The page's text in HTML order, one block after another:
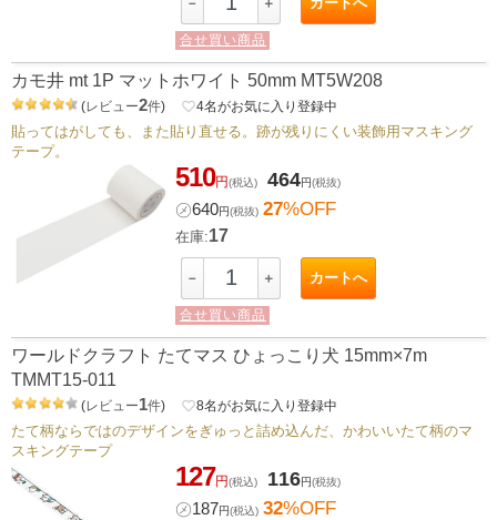
合せ買い商品
カモ井 mt 1P マットホワイト 50mm MT5W208
(レビュー2件) favorite_border4名がお気に入り登録中
貼ってはがしても、また貼り直せる。跡が残りにくい装飾用マスキング
テープ。
510円(税込) 464円(税抜)
㋱640円(税抜) 27%OFF
在庫:17
－ ＋ カートへ
合せ買い商品
ワールドクラフト たてマス ひょっこり犬 15mm×7m
TMMT15-011
(レビュー1件) favorite_border8名がお気に入り登録中
たて柄ならではのデザインをぎゅっと詰め込んだ、かわいいたて柄のマ
スキングテープ
127円(税込) 116円(税抜)
㋱187円(税込) 32%OFF